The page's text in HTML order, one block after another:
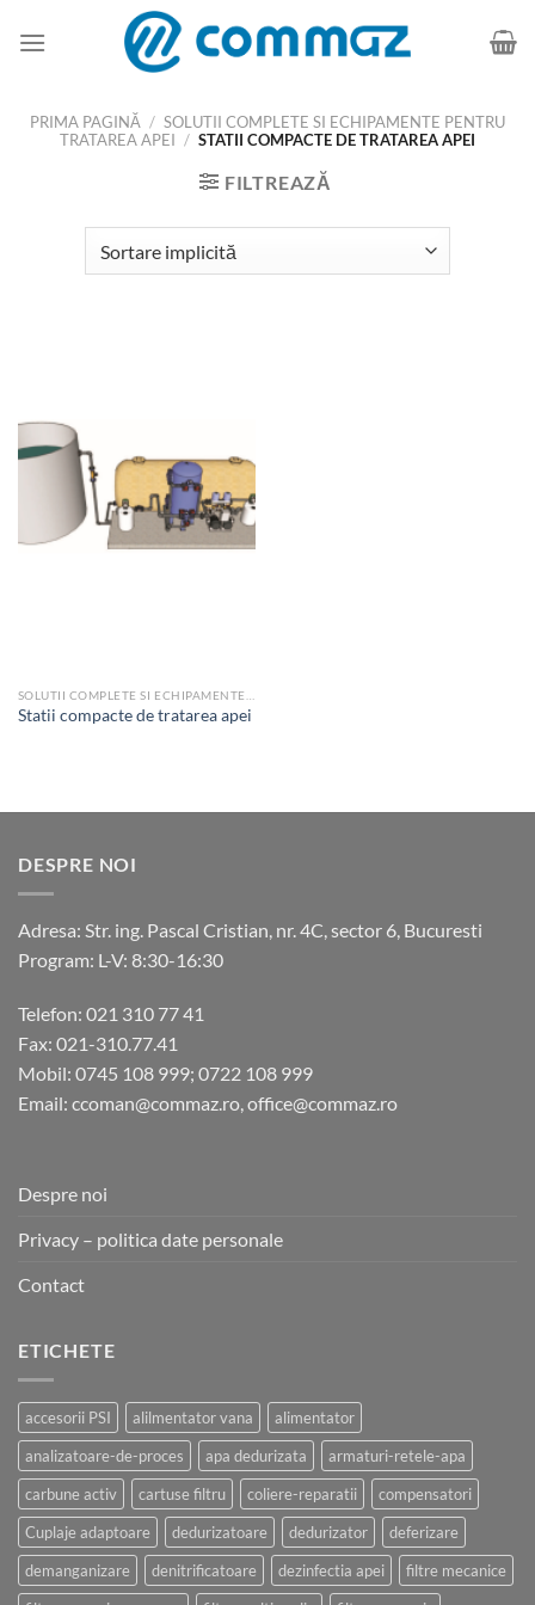
PRIMA PAGINĂ / SOLUTII COMPLETE SI ECHIPAMENTE PENTRU
TRATAREA APEI / STATII COMPACTE DE TRATAREA APEI
FILTREAZĂ
Statii compacte de tratarea apei
DESPRE NOI
Adresa: Str. ing. Pascal Cristian, nr. 4C, sector 6, Bucuresti
Program: L-V: 8:30-16:30
Telefon: 021 310 77 41
Fax: 021-310.77.41
Mobil: 0745 108 999; 0722 108 999
Email: ccoman@commaz.ro, office@commaz.ro
Despre noi
Privacy – politica date personale
Contact
ETICHETE
accesorii PSI alilmentator vana
alimentator
analizatoare-de-proces
apa dedurizata
armaturi-retele-apa
carbune activ
cartuse filtru coliere-reparatii
compensatori
Cuplaje adaptoare
dedurizatoare dedurizator
deferizare
demanganizare
denitrificatoare dezinfectia apei
filtre mecanice